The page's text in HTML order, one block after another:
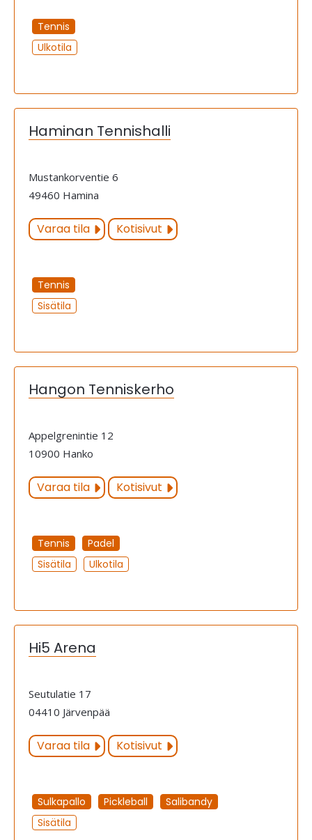
Tennis
Ulkotila
Haminan Tennishalli
Mustankorventie 6
49460 Hamina
Varaa tila Kotisivut
Tennis
Sisätila
Hangon Tenniskerho
Appelgrenintie 12
10900 Hanko
Varaa tila Kotisivut
Tennis
Padel
Sisätila
Ulkotila
Hi5 Arena
Seutulatie 17
04410 Järvenpää
Varaa tila Kotisivut
Sulkapallo Pickleball
Salibandy
Sisätila